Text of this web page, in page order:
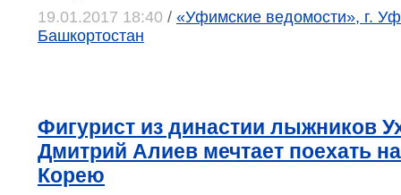
19.01.2017 18:40 / «Уфимские ведомости», г.
Башкортостан
Фигурист из династии лыжников
Дмитрий Алиев мечтает поехать
Корею